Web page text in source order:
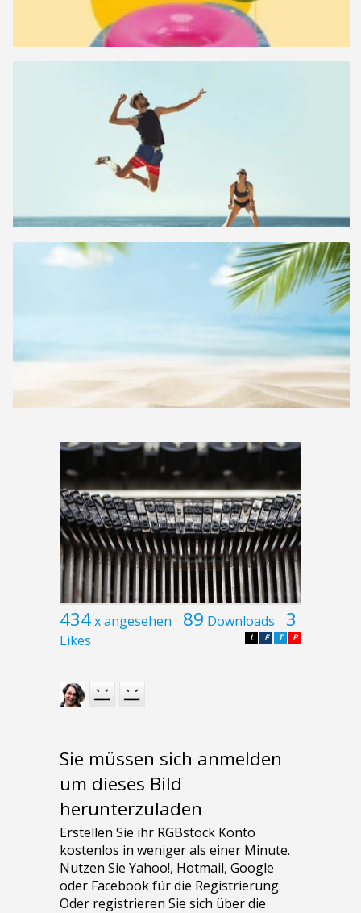
434x angesehen 89 Downloads 3
Likes P
T
F
L
Sie müssen sich anmelden
um dieses Bild
herunterzuladen